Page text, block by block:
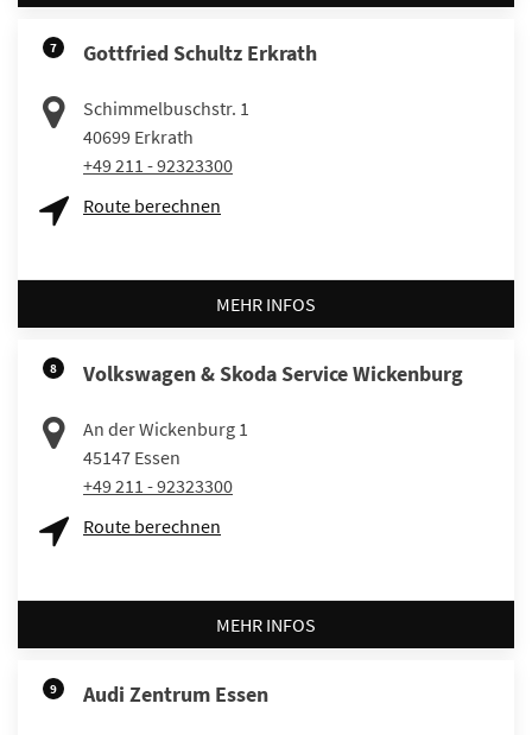
7 Gottfried Schultz Erkrath
Schimmelbuschstr. 1
40699 Erkrath
+49 211 - 92323300
Route berechnen
MEHR INFOS
8 Volkswagen & Skoda Service Wickenburg
An der Wickenburg 1
45147 Essen
+49 211 - 92323300
Route berechnen
MEHR INFOS
9 Audi Zentrum Essen